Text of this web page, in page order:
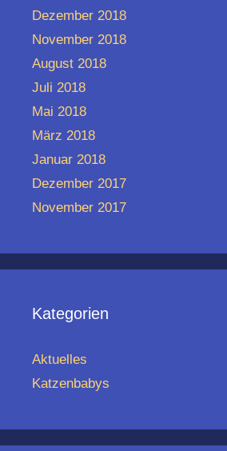
Dezember 2018
November 2018
August 2018
Juli 2018
Mai 2018
März 2018
Januar 2018
Dezember 2017
November 2017
Kategorien
Aktuelles
Katzenbabys